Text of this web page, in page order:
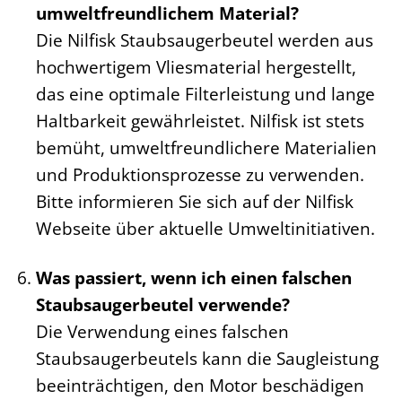
umweltfreundlichem Material?
Die Nilfisk Staubsaugerbeutel werden aus
hochwertigem Vliesmaterial hergestellt,
das eine optimale Filterleistung und lange
Haltbarkeit gewährleistet. Nilfisk ist stets
bemüht, umweltfreundlichere Materialien
und Produktionsprozesse zu verwenden.
Bitte informieren Sie sich auf der Nilfisk
Webseite über aktuelle Umweltinitiativen.
Was passiert, wenn ich einen falschen
Staubsaugerbeutel verwende?
Die Verwendung eines falschen
Staubsaugerbeutels kann die Saugleistung
beeinträchtigen, den Motor beschädigen